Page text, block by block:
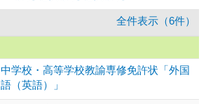
全件表示（6件）
中学校・高等学校教諭専修免許状「外国
語（英語）」